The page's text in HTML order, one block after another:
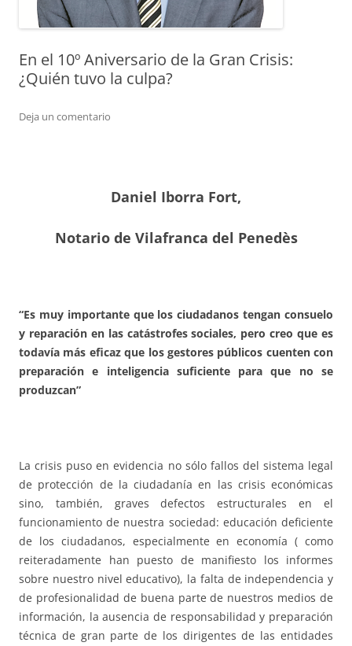
En el 10º Aniversario de la Gran Crisis:
¿Quién tuvo la culpa?
Deja un comentario
Daniel Iborra Fort,
Notario de Vilafranca del Penedès
“Es muy importante que los ciudadanos tengan consuelo
y reparación en las catástrofes sociales, pero creo que es
todavía más eficaz que los gestores públicos cuenten con
preparación e inteligencia suficiente para que no se
produzcan”
La crisis puso en evidencia no sólo fallos del sistema legal
de protección de la ciudadanía en las crisis económicas
sino, también, graves defectos estructurales en el
funcionamiento de nuestra sociedad: educación deficiente
de los ciudadanos, especialmente en economía ( como
reiteradamente han puesto de manifiesto los informes
sobre nuestro nivel educativo), la falta de independencia y
de profesionalidad de buena parte de nuestros medios de
información, la ausencia de responsabilidad y preparación
técnica de gran parte de los dirigentes de las entidades